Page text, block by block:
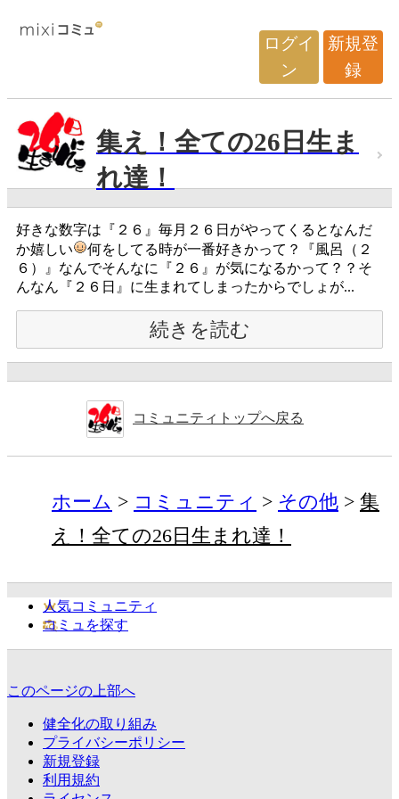
ログイ
ン
新規登
録
集え！全ての26日生ま
れ達！
好きな数字は『２６』毎月２６日がやってくるとなんだ
か嬉しい
何をしてる時が一番好きかって？『風呂（２
６）』なんでそんなに『２６』が気になるかって？？そ
んなん『２６日』に生まれてしまったからでしょが...
続きを読む
コミュニティトップへ戻る
ホーム コミュニティ その他
集
え！全ての26日生まれ達！
人気コミュニティ
コミュを探す
このページの上部へ
健全化の取り組み
プライバシーポリシー
新規登録
利用規約